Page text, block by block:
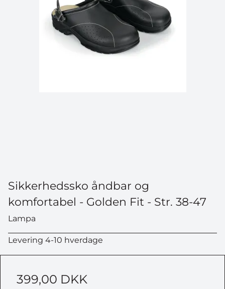
Sikkerhedssko åndbar og
komfortabel - Golden Fit - Str. 38-47
Lampa
Levering 4-10 hverdage
399,00 DKK